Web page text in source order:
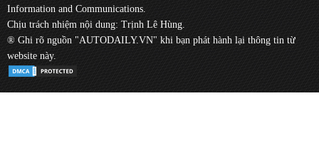
Information and Communications.
Chịu trách nhiệm nội dung: Trịnh Lê Hùng.
® Ghi rõ nguồn "AUTODAILY.VN" khi bạn phát hành lại thông tin từ
website này.